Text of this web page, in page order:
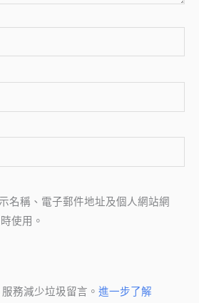
名稱、電子郵件地址及個人網站網
使用。
務減少垃圾留言。 進一步了解